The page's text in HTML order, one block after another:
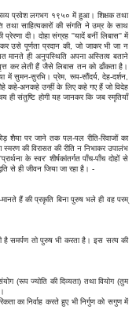
काव्य प्रवेश लगभग १९५० में हुआ। शिक्षक तथा
तथा साहित्यकारों की संगति ने उम्र के साथ
दी। दोहा संग्रह ''यादें बनीं लिबास'' में
उसे पूर्णता प्रदान की, जो जाकर भी जा न
मानते ही अनुपस्थिति अपना अस्तित्व बताने
कर लेती हैं जैसे लिबास तन को ढाँकता है।
में सुमन-सुरभि। प्रेम, रूप-सौंदर्य, देह-दर्शन,
कहे-अनकहे उन्हीं के लिए कहे गए हैं जो विदेह
ही संतुष्टि होगी यह जानकर कि जब स्मृतियाँ
पर जाने तक पल-पल रीति-रिवाजों का
की विरासत की रीति न निभाकर उपालंभ
के स्वर' शीर्षकांतर्गत पाँच-पाँच दोहों से
से ही जीवन जिया जा रहा है। -
हैं की प्रकृति बिना पुरुष भले ही वह परम्
है समर्पण तो पुरुष भी करता है। इस सत्य की
(रूप ज्योति की दिव्यता) तथा वियोग (तुम
का निर्वाह करते हुए भी निर्गुण को सगुण में